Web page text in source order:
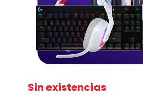
Sin existencias